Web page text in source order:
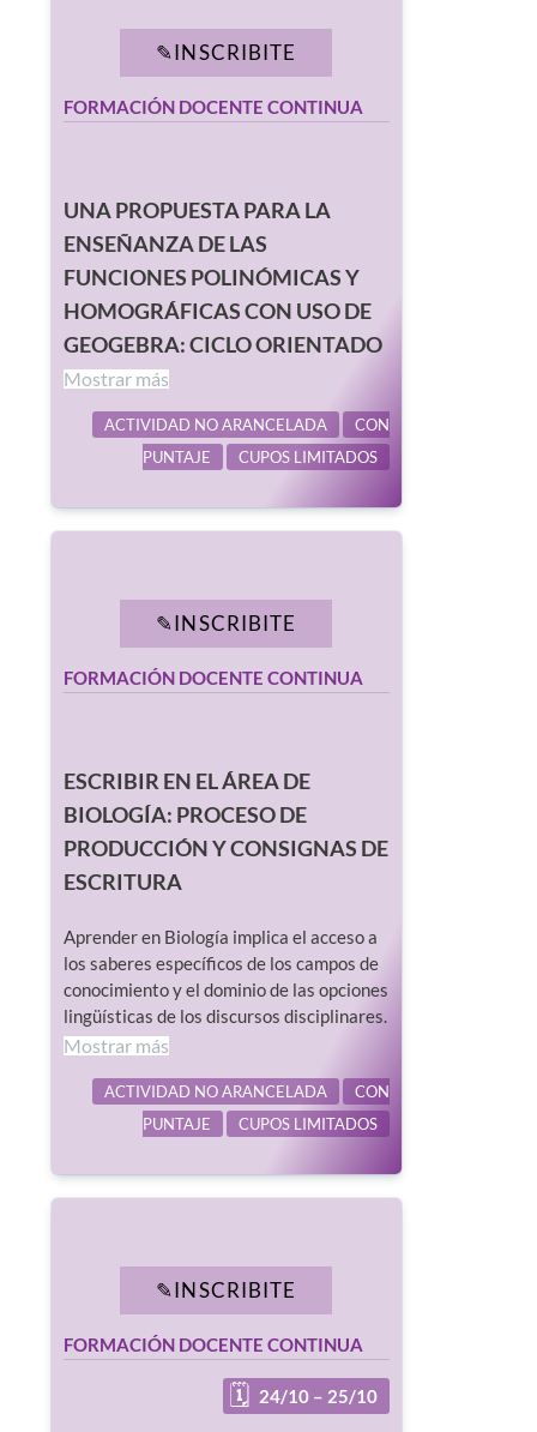
INSCRIBITE
FORMACIÓN DOCENTE CONTINUA
UNA PROPUESTA PARA LA
ENSEÑANZA DE LAS
FUNCIONES POLINÓMICAS Y
HOMOGRÁFICAS CON USO DE
GEOGEBRA: CICLO ORIENTADO
Mostrar más
ACTIVIDAD NO ARANCELADA
CON
PUNTAJE
CUPOS LIMITADOS
INSCRIBITE
FORMACIÓN DOCENTE CONTINUA
ESCRIBIR EN EL ÁREA DE
BIOLOGÍA: PROCESO DE
PRODUCCIÓN Y CONSIGNAS DE
ESCRITURA
Aprender en Biología implica el acceso a
los saberes específicos de los campos de
conocimiento y el dominio de las opciones
lingüísticas de los discursos disciplinares.
Mostrar más
ACTIVIDAD NO ARANCELADA
CON
PUNTAJE
CUPOS LIMITADOS
INSCRIBITE
FORMACIÓN DOCENTE CONTINUA
24/10 – 25/10